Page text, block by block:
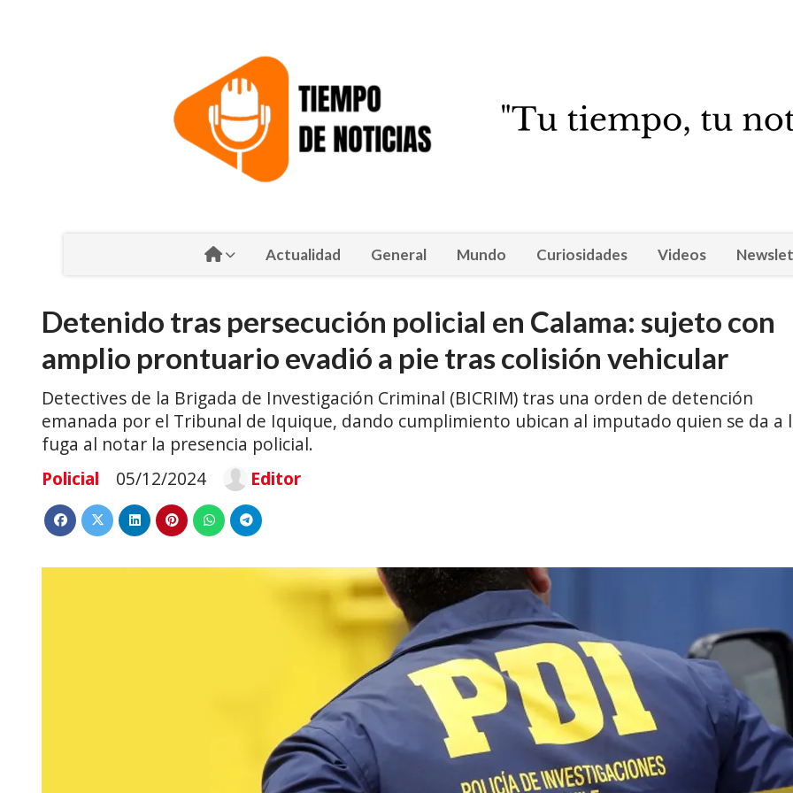
Actualidad General Mundo Curiosidades Videos
Detenido tras persecución policial en Calama: sujeto con
amplio prontuario evadió a pie tras colisión vehicular
Detectives de la Brigada de Investigación Criminal (BICRIM) tras una orden de detención
emanada por el Tribunal de Iquique, dando cumplimiento ubican al imputado quien se da a
fuga al notar la presencia policial.
Policial
05/12/2024 Editor